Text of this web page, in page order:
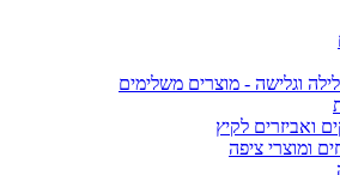
וגלישה - מוצרים משלימים
ואביזרים לקיץ
ומוצרי ציפה